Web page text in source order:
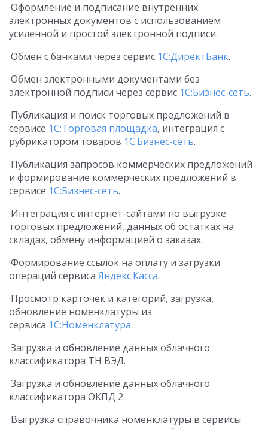
·Оформление и подписание внутренних
электронных документов с использованием
усиленной и простой электронной подписи.
·Обмен с банками через сервис 1С:ДиректБанк.
·Обмен электронными документами без
электронной подписи через сервис 1С:Бизнес-сеть.
·Публикация и поиск торговых предложений в
сервисе 1С:Торговая площадка, интеграция с
рубрикатором товаров 1С:Бизнес-сеть.
·Публикация запросов коммерческих предложений
и формирование коммерческих предложений в
сервисе 1С:Бизнес-сеть.
·Интеграция с интернет-сайтами по выгрузке
торговых предложений, данных об остатках на
складах, обмену информацией о заказах.
·Формирование ссылок на оплату и загрузки
операций сервиса Яндекс.Касса.
·Просмотр карточек и категорий, загрузка,
обновление номенклатуры из
сервиса 1С:Номенклатура.
·Загрузка и обновление данных облачного
классификатора ТН ВЭД.
·Загрузка и обновление данных облачного
классификатора ОКПД 2.
·Выгрузка справочника номенклатуры в сервисы